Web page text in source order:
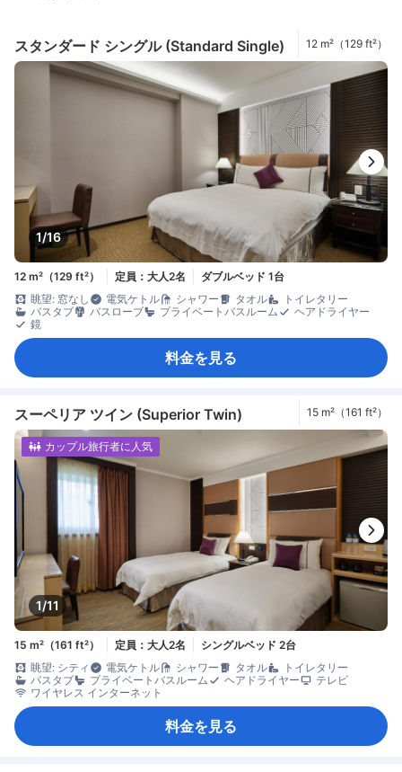
スタンダード シングル (Standard Single) 12 m²（129 ft²）
1/16
12 m²（129 ft²） 定員：大人2名
ダブルベッド 1台
眺望: 窓なし
電気ケトル シャワー タオル
トイレタリー
バスタブ
バスローブ プライベートバスルーム
ヘアドライヤー
鏡
料金を見る
スーペリア ツイン (Superior Twin) 15 m²（161 ft²）
1/11
カップル旅行者に人気
15 m²（161 ft²） 定員：大人2名
シングルベッド 2台
眺望: シティ
電気ケトル シャワー タオル
トイレタリー
バスタブ
プライベートバスルーム ヘアドライヤー
テレビ
ワイヤレス インターネット
料金を見る